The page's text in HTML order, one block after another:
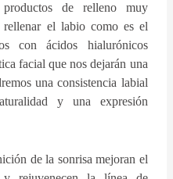
de relleno muy
rellenar el labio como es el
con ácidos hialurónicos
facial que nos dejarán una
una consistencia labial
y una expresión
de la sonrisa mejoran el